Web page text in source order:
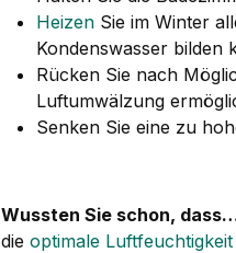
Heizen Sie im Winter
Kondenswasser bilden
Rücken Sie nach
Luftumwälzung
Senken Sie eine zu
Wussten Sie schon,
die optimale Luftfeuchtigkeit